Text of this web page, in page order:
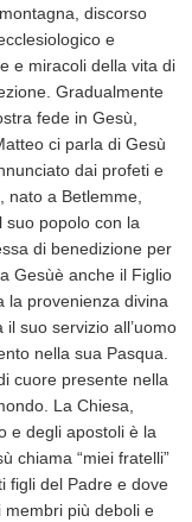
discorso
e
e miracoli della vita di
Gradualmente
fede in Gesù
ci parla di Gesù
dai profeti e
nato a Betlemme,
suo popolo con la
di benedizione per
Gesùè anche il Figlio
la provenienza divina
suo servizio all’uomo
nella sua Pasqua.
cuore presente nella
La Chiesa,
e degli apostoli è la
ù chiama “miei fratelli”
figli del Padre e dove
membri più deboli e